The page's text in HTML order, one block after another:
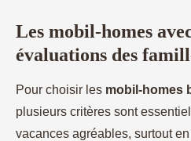
Les mobil-homes
évaluations des
Pour choisir les mobil-homes
plusieurs critères sont
vacances agréables, surtout